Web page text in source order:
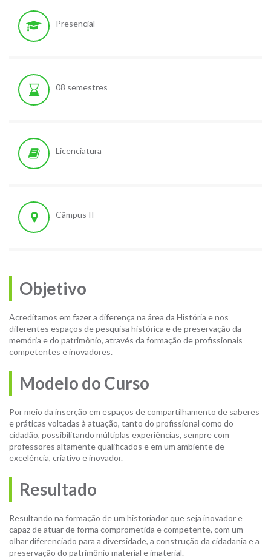
Presencial
08 semestres
Licenciatura
Câmpus II
Objetivo
Acreditamos em fazer a diferença na área da História e nos
diferentes espaços de pesquisa histórica e de preservação da
memória e do patrimônio, através da formação de profissionais
competentes e inovadores.
Modelo do Curso
Por meio da inserção em espaços de compartilhamento de saberes
e práticas voltadas à atuação, tanto do profissional como do
cidadão, possibilitando múltiplas experiências, sempre com
professores altamente qualificados e em um ambiente de
excelência, criativo e inovador.
Resultado
Resultando na formação de um historiador que seja inovador e
capaz de atuar de forma comprometida e competente, com um
olhar diferenciado para a diversidade, a construção da cidadania e a
preservação do patrimônio material e imaterial.